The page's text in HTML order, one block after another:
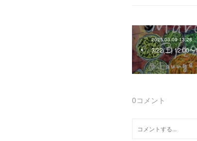
2025.03.09 13:28
3/22(土) 12:00〜
0コメント